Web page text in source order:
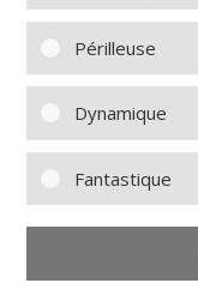
Périlleuse
Dynamique
Fantastique